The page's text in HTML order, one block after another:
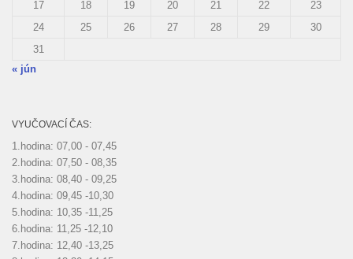
17
18 19 20 21 22
23
24
25 26 27 28 29
30
31
« jún
VYUČOVACÍ ČAS:
1.hodina: 07,00 - 07,45
2.hodina: 07,50 - 08,35
3.hodina: 08,40 - 09,25
4.hodina: 09,45 -10,30
5.hodina: 10,35 -11,25
6.hodina: 11,25 -12,10
7.hodina: 12,40 -13,25